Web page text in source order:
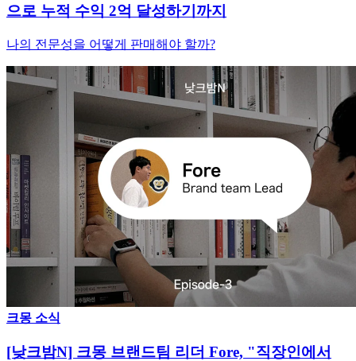
으로 누적 수익 2억 달성하기까지
나의 전문성을 어떻게 판매해야 할까?
크몽 소식
[낮크밤N] 크몽 브랜드팀 리더 Fore, "직장인에서